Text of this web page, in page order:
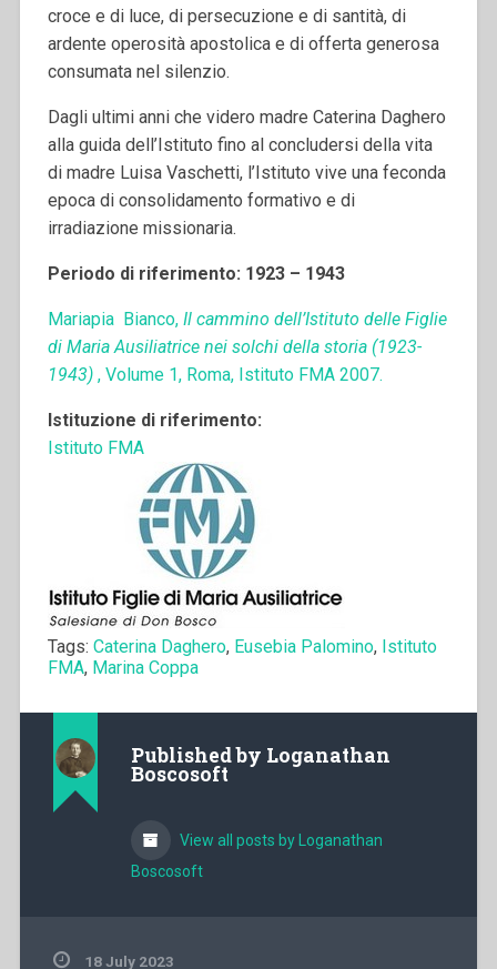
croce e di luce, di persecuzione e di santità, di
ardente operosità apostolica e di offerta generosa
consumata nel silenzio.
Dagli ultimi anni che videro madre Caterina Daghero
alla guida dell’Istituto fino al concludersi della vita
di madre Luisa Vaschetti, l’Istituto vive una feconda
epoca di consolidamento formativo e di
irradiazione missionaria.
Periodo di riferimento: 1923 – 1943
Mariapia Bianco, Il cammino dell’Istituto delle Figlie
di Maria Ausiliatrice nei solchi della storia (1923-
1943), Volume 1, Roma, Istituto FMA 2007.
Istituzione di riferimento:
Istituto FMA
Tags: Caterina Daghero, Eusebia Palomino, Istituto
FMA, Marina Coppa
Published by Loganathan
Boscosoft
View all posts by Loganathan
Boscosoft
18 July 2023